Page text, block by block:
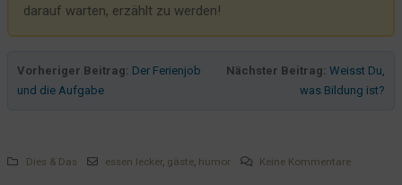
Hildegard auf großer Fahrt
Azubi 1 ist nicht amused
Ist ein Frühstücksbuffet noch zeitgemäß?
TP-LINK ER605 - Und das Internet rennt
darauf warten, erzählt zu werden!
Vorheriger Beitrag: Der Ferienjob
und die Aufgabe
Nächster Beitrag: Weisst Du,
was Bildung ist?
Dies & Das essen lecker, gäste, humor Keine Kommentare